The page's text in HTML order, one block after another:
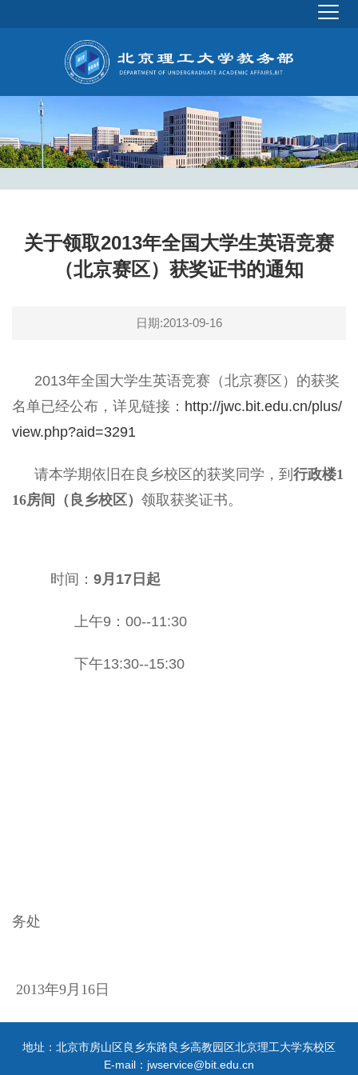
关于领取2013年全国大学生英语竞赛
（北京赛区）获奖证书的通知
日期:2013-09-16
2013年全国大学生英语竞赛（北京赛区）的获奖
名单已经公布，详见链接： http://jwc.bit.edu.cn/plus/
view.php?aid=3291
请本学期依旧在良乡校区的获奖同学，到 行政楼1
16房间（良乡校区） 领取获奖证书。
时间： 9月17日起
上午9：00--11:30
下午13:30--15:30
务处
2013年9 月 16日
地址：北京市房山区良乡东路良乡高教园区北京理工大学东校区
E-mail：jwservice@bit.edu.cn